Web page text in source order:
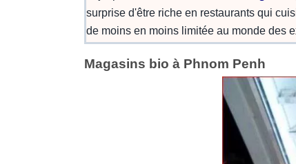
surprise d'être riche en restaurants qui
de moins en moins limitée au monde des
Magasins bio à Phnom Penh